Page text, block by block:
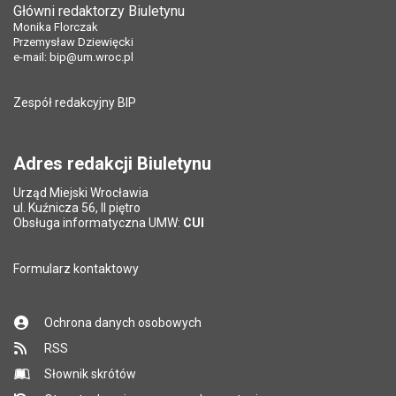
Ostatnio zaktualizował:
Data ostatniej aktualizacji:
Data opublikowania:
Ostatnio zaktualizował:
Liczba wyświetleń:
Tytuł e-mailaPole wymagane
*
Adres e-mail znajomego
Pytanie antyspamowe
*
Pole wymagane
Główni redaktorzy Biuletynu
Monika Florczak
Przemysław Dziewięcki
e-mail: bip@um.wroc.pl
Zespół redakcyjny BIP
Adres redakcji Biuletynu
Urząd Miejski Wrocławia
ul. Kuźnicza 56, II piętro
Obsługa informatyczna UMW: CUI
Formularz kontaktowy
Ochrona danych osobowych
RSS
Słownik skrótów